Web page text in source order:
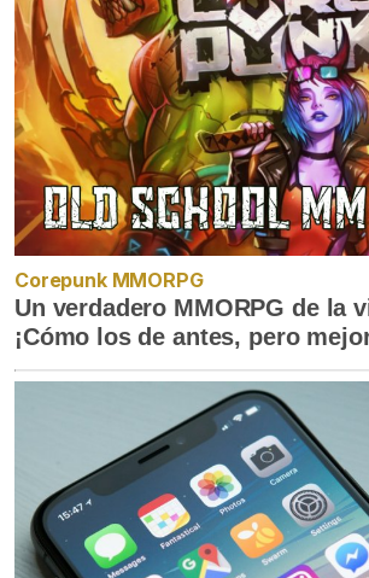
Corepunk MMORPG
Un verdadero MMORPG de la
¡Cómo los de antes, pero